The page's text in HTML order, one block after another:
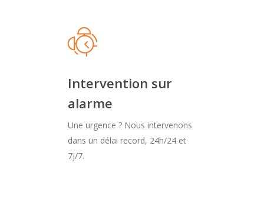
Intervention sur
alarme
Une urgence ? Nous intervenons
dans un délai record, 24h/24 et
7j/7.